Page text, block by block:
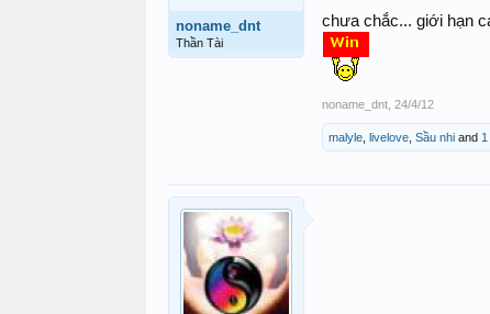
noname_dnt
Thần Tài
chưa chắc... giới hạn
noname_dnt 24/4/12
malyle livelove Sầu nhi and